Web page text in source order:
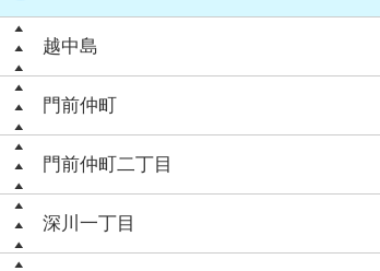
越中島
門前仲町
門前仲町二丁目
深川一丁目